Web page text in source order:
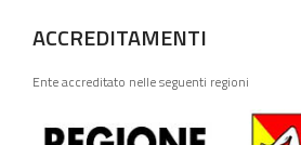
ACCREDITAMENTI
Ente accreditato nelle seguenti regioni